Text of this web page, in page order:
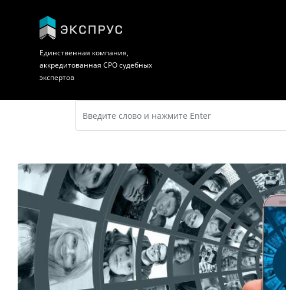
Единственная компания,
аккредитованная СРО судебных
экспертов